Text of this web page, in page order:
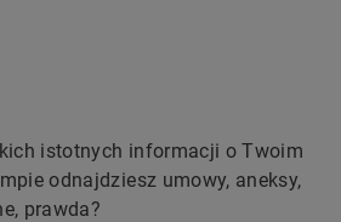
istotnych informacji o Twoim
odnajdziesz umowy, aneksy,
prawda?